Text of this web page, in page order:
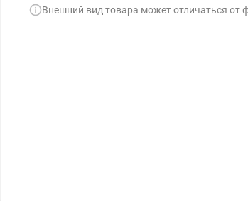
Внешний вид товара может отличаться от